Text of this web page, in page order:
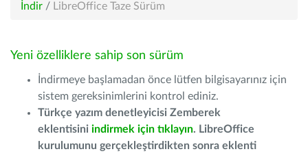
İndir / LibreOffice Taze Sürüm
Yeni özelliklere sahip son sürüm
İndirmeye başlamadan önce lütfen bilgisayarınız için
sistem gereksinimlerini kontrol ediniz.
Türkçe yazım denetleyicisi Zemberek
eklentisini indirmek için tıklayın. LibreOffice
kurulumunu gerçekleştirdikten sonra eklenti